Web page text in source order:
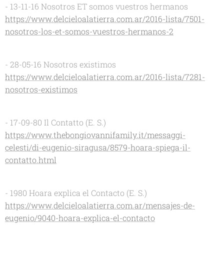
- 13-11-16 Nosotros ET somos vuestros hermanos
https://www.delcieloalatierra.com.ar/2016-lista/7501-
nosotros-los-et-somos-vuestros-hermanos-2
- 28-05-16 Nosotros existimos
https://www.delcieloalatierra.com.ar/2016-lista/7281-
nosotros-existimos
- 17-09-80 Il Contatto (E. S.)
https://www.thebongiovannifamily.it/messaggi-
celesti/di-eugenio-siragusa/8579-hoara-spiega-il-
contatto.html
- 1980 Hoara explica el Contacto (E. S.)
https://www.delcieloalatierra.com.ar/mensajes-de-
eugenio/9040-hoara-explica-el-contacto